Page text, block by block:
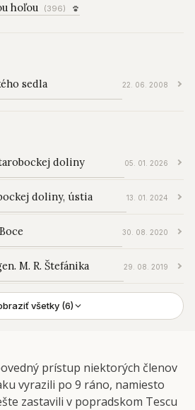
prístup niektorých členov
vyrazili po 9 ráno, namiesto
zastavili v popradskom Tescu
hoľou (396)
sedla 22. 06. 2008
doliny 05. 01. 2026
doliny, ústia 13. 01. 2024
30. 08. 2020
M. R. Štefánika 29. 08. 2019
všetky (6)